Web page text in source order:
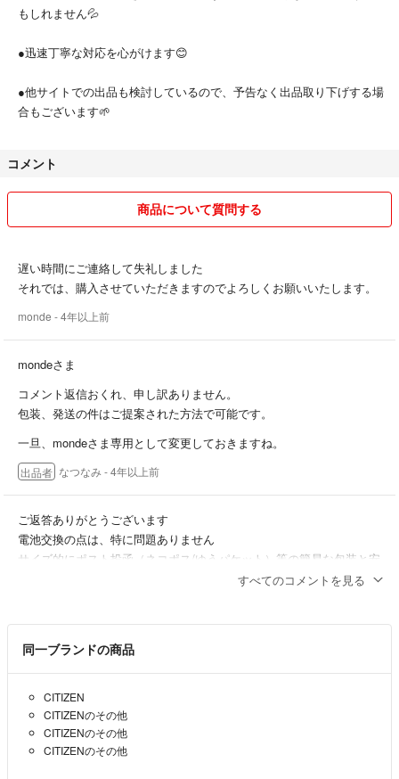
●バンド： 三ツ折れプッシュ式中留
秒針停止装置
月齢表示
日付（指針タイプ）表示
もしれません💦
●迅速丁寧な対応を心がけます😊
●他サイトでの出品も検討しているので、予告なく出品取り下げする場
合もございます🌱
コメント
商品について質問する
遅い時間にご連絡して失礼しました
それでは、購入させていただきますのでよろしくお願いいたします。
monde - 4年以上前
mondeさま
コメント返信おくれ、申し訳ありません。
包装、発送の件はご提案された方法で可能です。
一旦、mondeさま専用として変更しておきますね。
出品者 なつなみ- 4年以上前
ご返答ありがとうございます
電池交換の点は、特に問題ありません
サイズ的にポスト投函（ネコポス/ゆうパケット）等の簡易な包装と安
mondeさま
まだ残っていますよ！
ですが注意書きのとおり一年前から電池切れしていますが、その点は
大丈夫でしょうか？？
すべてのコメントを見る
同一ブランドの商品
CITIZEN
CITIZENのその他
CITIZENのその他
CITIZENのその他